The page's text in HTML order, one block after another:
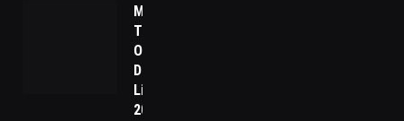
Mulheres que
Transformam:
Os 15
Destaques da
Lista Forbes
2025 no Brasil